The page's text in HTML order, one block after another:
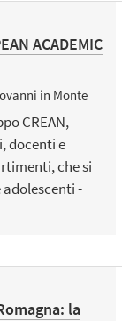
ACADEMIC
in Monte
CREAN,
docenti e
che si
-
la